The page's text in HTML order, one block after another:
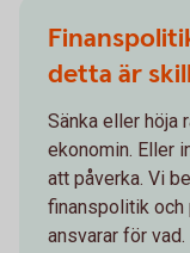
detta är
Sänka eller höja
ekonomin. Eller
att påverka. Vi
finanspolitik och
ansvarar för vad.